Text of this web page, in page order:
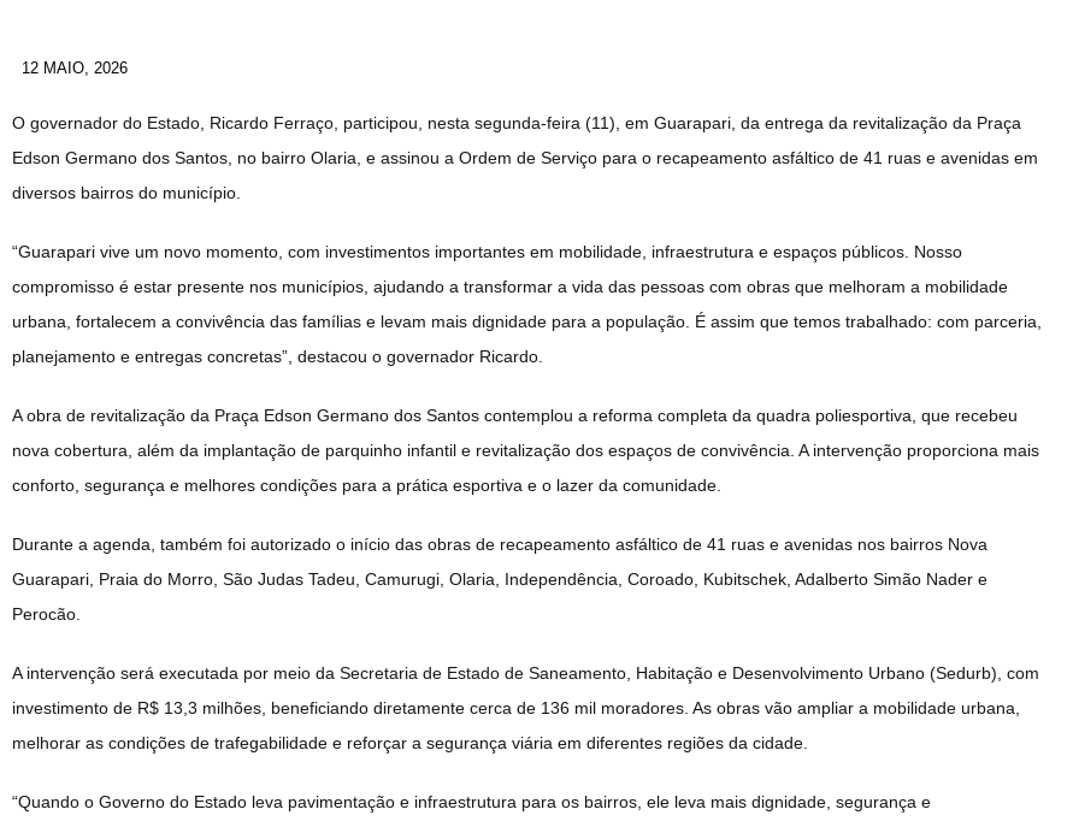
12 MAIO, 2026
O governador do Estado, Ricardo Ferraço, participou, nesta segunda-feira (11), em Guarapari, da entrega da revitalização da Praça
Edson Germano dos Santos, no bairro Olaria, e assinou a Ordem de Serviço para o recapeamento asfáltico de 41 ruas e avenidas em
diversos bairros do município.
“Guarapari vive um novo momento, com investimentos importantes em mobilidade, infraestrutura e espaços públicos. Nosso
compromisso é estar presente nos municípios, ajudando a transformar a vida das pessoas com obras que melhoram a mobilidade
urbana, fortalecem a convivência das famílias e levam mais dignidade para a população. É assim que temos trabalhado: com parceria,
planejamento e entregas concretas”, destacou o governador Ricardo.
A obra de revitalização da Praça Edson Germano dos Santos contemplou a reforma completa da quadra poliesportiva, que recebeu
nova cobertura, além da implantação de parquinho infantil e revitalização dos espaços de convivência. A intervenção proporciona mais
conforto, segurança e melhores condições para a prática esportiva e o lazer da comunidade.
Durante a agenda, também foi autorizado o início das obras de recapeamento asfáltico de 41 ruas e avenidas nos bairros Nova
Guarapari, Praia do Morro, São Judas Tadeu, Camurugi, Olaria, Independência, Coroado, Kubitschek, Adalberto Simão Nader e
Perocão.
A intervenção será executada por meio da Secretaria de Estado de Saneamento, Habitação e Desenvolvimento Urbano (Sedurb), com
investimento de R$ 13,3 milhões, beneficiando diretamente cerca de 136 mil moradores. As obras vão ampliar a mobilidade urbana,
melhorar as condições de trafegabilidade e reforçar a segurança viária em diferentes regiões da cidade.
“Quando o Governo do Estado leva pavimentação e infraestrutura para os bairros, ele leva mais dignidade, segurança e